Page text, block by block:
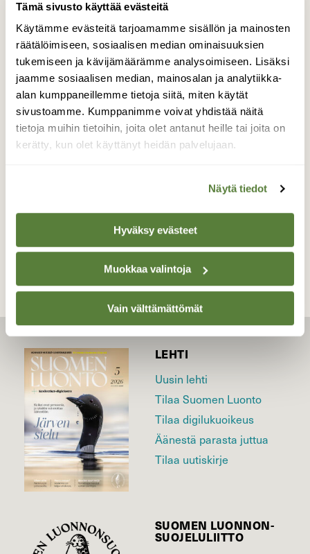
Tämä sivusto käyttää evästeitä
Käytämme evästeitä tarjoamamme sisällön ja mainosten
räätälöimiseen, sosiaalisen median ominaisuuksien
tukemiseen ja kävijämäärämme analysoimiseen. Lisäksi
jaamme sosiaalisen median, mainosalan ja analytiikka-
alan kumppaneillemme tietoja siitä, miten käytät
sivustoamme. Kumppanimme voivat yhdistää näitä
tietoja muihin tietoihin, joita olet antanut heille tai joita on
kerätty, kun olet käyttänyt heidän palvelujaan.
Näytä tiedot
Hyväksy evästeet
Muokkaa valintoja
Vain välttämättömät
Valkoista pitsiä
Kuunvirran rannalla kasvoi kaunis
koiranputki.
Valokuvaaja: Jaana Saarelainen, Marjala, Joensuu
TAKAISIN LISTAAN
LEHTI
Uusin lehti
Tilaa Suomen Luonto
Tilaa digilukuoikeus
Äänestä parasta juttua
Tilaa uutiskirje
SUOMEN LUONNON­
SUOJELU­LIITTO